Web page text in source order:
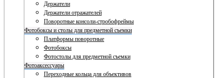
Держатели
Держатели отражателей
Поворотные консоли-стробофреймы
Фотобоксы и столы для предметной съемки
Платформы поворотные
Фотобоксы
Фотостолы для предметной съемки
Фотоаксессуары
Переходные кольца для объективов